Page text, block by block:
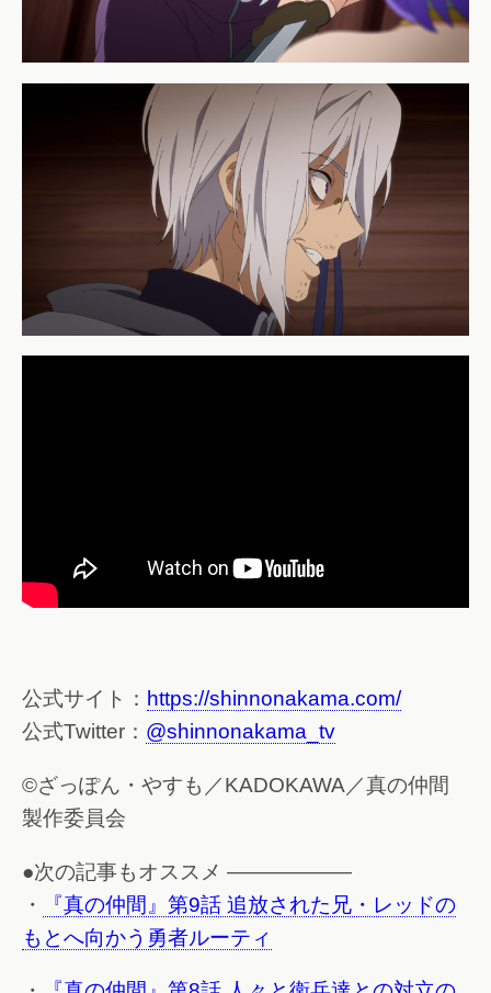
公式サイト： https://shinnonakama.com/
公式Twitter： @shinnonakama_tv
©ざっぽん・やすも／KADOKAWA／真の仲間
製作委員会
●次の記事もオススメ ——————
・
『真の仲間』第9話 追放された兄・レッドの
もとへ向かう勇者ルーティ